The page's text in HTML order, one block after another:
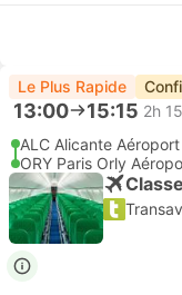
Le Plus Rapide
13:00 15:15 2h
ALC Alicante Aéroport
ORY Paris Orly